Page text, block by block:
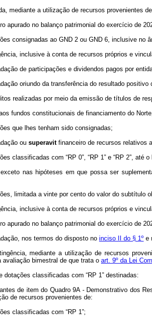
mediante a utilização de recursos provenientes
apurado no balanço patrimonial do exercício de
consignadas ao GND 2 ou GND 6, inclusive no
inclusive à conta de recursos próprios e
de participações e dividendos pagos por
oriundo da transferência do resultado positivo
realizadas por meio da emissão de títulos de
fundos constitucionais de financiamento do
que lhes tenham sido consignadas;
ou superavitfinanceiro de recursos relativos
classificadas com “RP 0”, “RP 1” e “RP 2”, até
nas hipóteses em que possa ser
limitada a vinte por cento do valor do subtítulo
inclusive à conta de recursos próprios e
apurado no balanço patrimonial do exercício de
nos termos do disposto no inciso II do § 1º e
mediante a utilização de recursos
avaliação bimestral de que trata o art. 9º da Lei
dotações classificadas com “RP 1” destinadas:
de item do Quadro 9A - Demonstrativo dos
de recursos provenientes de:
classificadas com “RP 1”;